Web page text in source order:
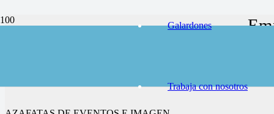
Galardones
Trabaja con nosotros